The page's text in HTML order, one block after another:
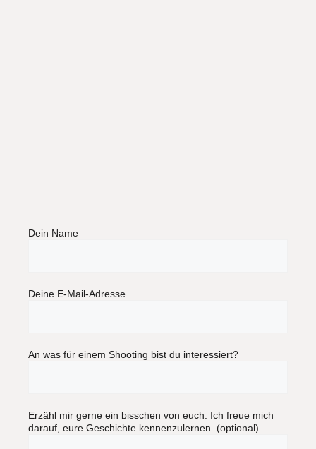
Dein Name
Deine E-Mail-Adresse
An was für einem Shooting bist du interessiert?
Erzähl mir gerne ein bisschen von euch. Ich freue mich
darauf, eure Geschichte kennenzulernen. (optional)